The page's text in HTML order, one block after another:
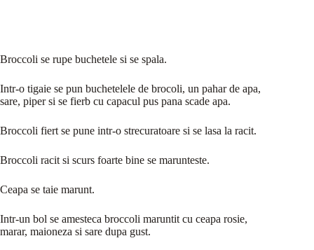
Broccoli se rupe buchetele si se spala.
Intr-o tigaie se pun buchetelele de brocoli, un pahar de apa,
sare, piper si se fierb cu capacul pus pana scade apa.
Broccoli fiert se pune intr-o strecuratoare si se lasa la racit.
Broccoli racit si scurs foarte bine se marunteste.
Ceapa se taie marunt.
Intr-un bol se amesteca broccoli maruntit cu ceapa rosie,
marar, maioneza si sare dupa gust.